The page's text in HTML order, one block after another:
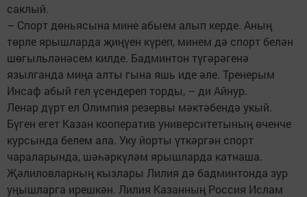
саклый.
– Спорт дөньясына мине абыем алып керде. Аның
төрле ярышларда җиңүен күреп, минем дә спорт белән
шөгыльләнәсем килде. Бадминтон түгәрәгенә
язылганда миңа алты гына яшь иде әле. Тренерым
Инсаф абый гел үсендереп торды, – ди Айнур.
Ленар дүрт ел Олимпия резервы мәктәбендә укый.
Бүген егет Казан кооператив университетының өченче
курсында белем ала. Уку йорты үткәргән спорт
чараларында, шәһәркүләм ярышларда катнаша.
Җәлиловларның кызлары Лилия дә бадминтонда зур
уңышларга ирешкән. Лилия Казанның Россия Ислам